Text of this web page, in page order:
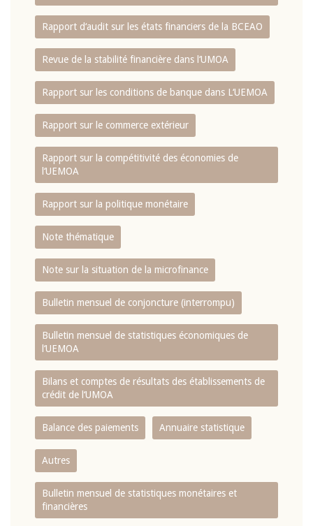
Rapport d‘audit sur les états financiers de la BCEAO
Revue de la stabilité financière dans l‘UMOA
Rapport sur les conditions de banque dans L‘UEMOA
Rapport sur le commerce extérieur
Rapport sur la compétitivité des économies de
l‘UEMOA
Rapport sur la politique monétaire
Note thématique
Note sur la situation de la microfinance
Bulletin mensuel de conjoncture (interrompu)
Bulletin mensuel de statistiques économiques de
l‘UEMOA
Bilans et comptes de résultats des établissements de
crédit de l‘UMOA
Balance des paiements Annuaire statistique
Autres
Bulletin mensuel de statistiques monétaires et
financières